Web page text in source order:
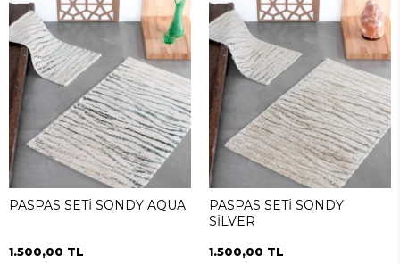
PASPAS SETİ SONDY AQUA
1.500,00 TL
PASPAS SETİ SONDY
SİLVER
1.500,00 TL